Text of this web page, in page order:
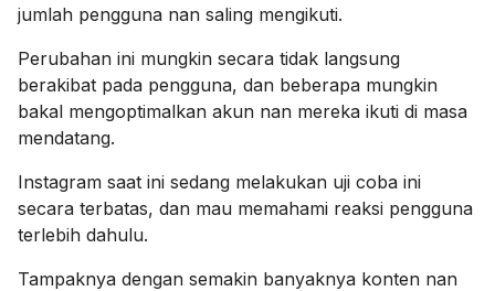
jumlah pengguna nan saling mengikuti.
Perubahan ini mungkin secara tidak langsung
berakibat pada pengguna, dan beberapa mungkin
bakal mengoptimalkan akun nan mereka ikuti di masa
mendatang.
Instagram saat ini sedang melakukan uji coba ini
secara terbatas, dan mau memahami reaksi pengguna
terlebih dahulu.
Tampaknya dengan semakin banyaknya konten nan